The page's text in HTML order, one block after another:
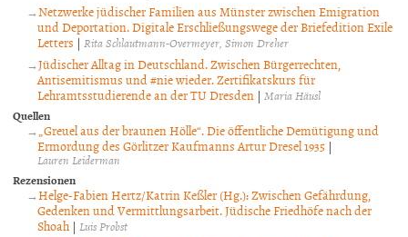
Netzwerke jüdischer Familien aus Münster zwischen Emigration
und Deportation. Digitale Erschließungswege der Briefedition Exile
Letters | Rita Schlautmann-Overmeyer Simon Dreher
Jüdischer Alltag in Deutschland. Zwischen Bürgerrechten,
Antisemitismus und #nie wieder. Zertifikatskurs für
Lehramtsstudierende an der TU Dresden | Maria Häusl
Quellen
„Greuel aus der braunen Hölle“. Die öffentliche Demütigung und
Ermordung des Görlitzer Kaufmanns Artur Dresel 1935 |
Lauren Leiderman
Rezensionen
Helge-Fabien Hertz/Katrin Keßler (Hg.): Zwischen Gefährdung,
Gedenken und Vermittlungsarbeit. Jüdische Friedhöfe nach der
Shoah | Luis Probst